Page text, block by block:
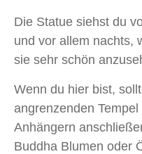
Die Statue siehst du
und vor allem nachts,
sie sehr schön
Wenn du hier bist,
angrenzenden
Anhängern
Buddha Blumen oder